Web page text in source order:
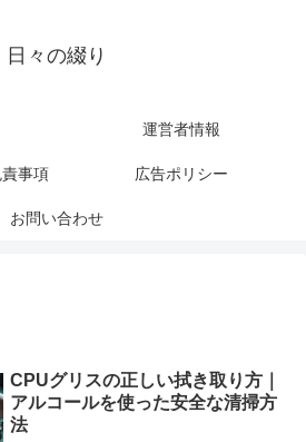
日々の綴り
運営者情報
事項 広告ポリシー
お問い合わせ
CPUグリスの正しい拭き取り方｜
アルコールを使った安全な清掃方
法